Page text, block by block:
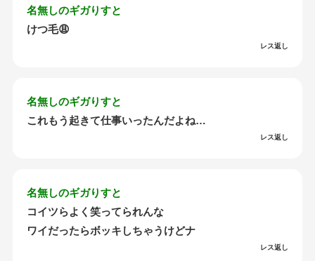
名無しのギガりすと
けつ毛😩
レス返し
名無しのギガりすと
これもう起きて仕事いったんだよね…
レス返し
名無しのギガりすと
コイツらよく笑ってられんな
ワイだったらボッキしちゃうけどナ
レス返し